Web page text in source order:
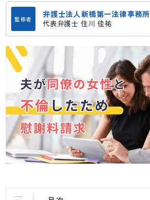
監修者 弁護士法人新橋第一法律事務所
代表弁護士 住川 佳祐